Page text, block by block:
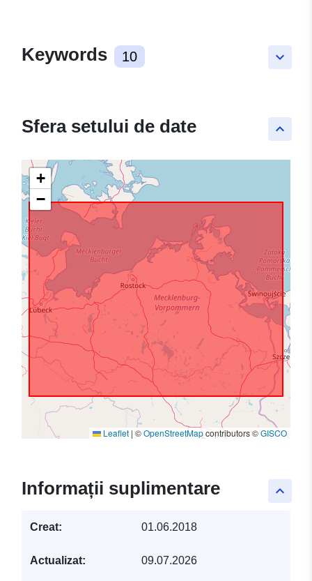
keyboard_arrow_down
Keywords 10
keyboard_arrow_up
Sfera setului de date
+
−
Leaflet | ©OpenStreetMapcontributors ©GISCO
keyboard_arrow_up
Informații suplimentare
Creat: 01.06.2018
Actualizat: 09.07.2026